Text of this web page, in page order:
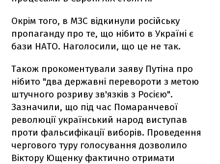
Окрім того, в МЗС відкинули російську
пропаганду про те, що нібито в Україні є
бази НАТО. Наголосили, що це не так.
Також прокоментували заяву Путіна про
нібито "два державні перевороти з метою
штучного розриву зв'язків з Росією".
Зазначили, що під час Помаранчевої
революції український народ виступав
проти фальсифікації виборів. Проведення
чергового туру голосування дозволило
Віктору Ющенку фактично отримати